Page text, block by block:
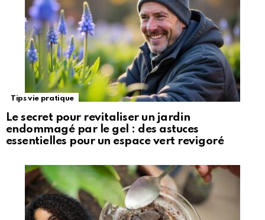
Tips vie pratique
Le secret pour revitaliser un jardin
endommagé par le gel : des astuces
essentielles pour un espace vert revigoré